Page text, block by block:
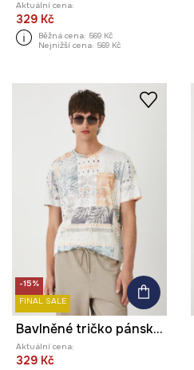
Aktuální cena:
329 Kč
Běžná cena: 569 Kč
Nejnižší cena: 569 Kč
-15%
FINAL SALE
Bavlněné tričko pánské se vzorem
Aktuální cena:
329 Kč